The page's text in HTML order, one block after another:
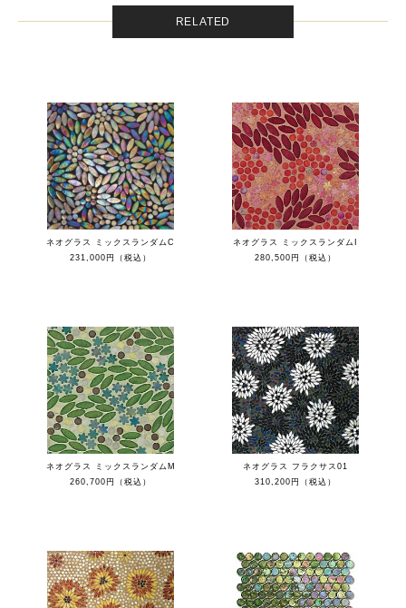
RELATED
ネオグラス ミックスランダムC
231,000円（税込）
ネオグラス ミックスランダムI
280,500円（税込）
ネオグラス ミックスランダムM
260,700円（税込）
ネオグラス フラクサス01
310,200円（税込）